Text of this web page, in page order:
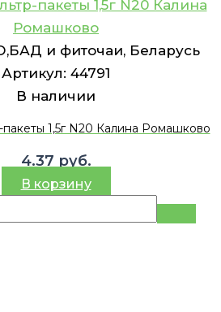
пакеты 1,5г N20 Калина
Ромашково
и фиточаи, Беларусь
Артикул: 44791
В наличии
1,5г N20 Калина Ромашково
4.37 руб.
В корзину